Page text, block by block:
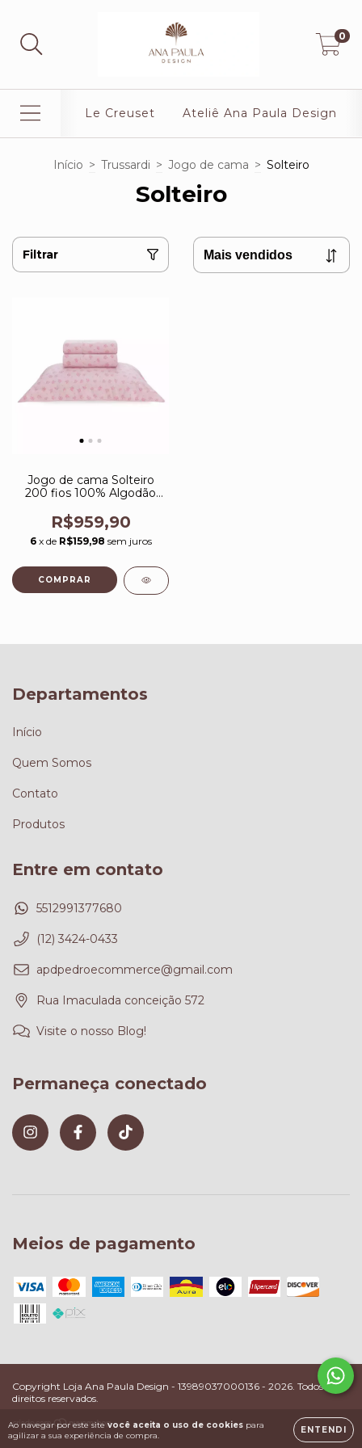
0
Le Creuset Ateliê Ana Paula Design
Ao navegar por este site você aceita o uso de cookies para
agilizar a sua experiência de compra.
ENTENDI
Início > Trussardi > Jogo de cama > Solteiro
Solteiro
Filtrar
Jogo de cama Solteiro
200 fios 100% Algodão
R$959,90
6 x de R$159,98 sem juros
Departamentos
Início
Quem Somos
Contato
Produtos
Entre em contato
5512991377680
(12) 3424-0433
apdpedroecommerce@gmail.com
Rua Imaculada conceição 572
Visite o nosso Blog!
Permaneça conectado
Meios de pagamento
Copyright Loja Ana Paula Design - 13989037000136 - 2026. Todos os
direitos reservados.